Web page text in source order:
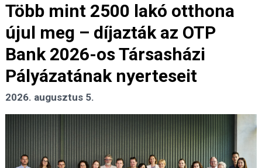
Több mint 2500 lakó otthona
újul meg – díjazták az OTP
Bank 2026-os Társasházi
Pályázatának nyerteseit
2026. augusztus 5.